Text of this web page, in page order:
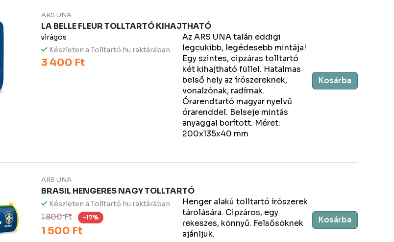
ARS UNA
LA BELLE FLEUR TOLLTARTÓ KIHAJTHATÓ
virágos
Készleten a Tolltartó.hu raktárában
3 400 Ft
Az ARS UNA talán eddigi
legcukibb, legédesebb mintája!
Egy szintes, cipzáras tolltartó
két kihajtható füllel. Hatalmas
belső hely az írószereknek,
vonalzónak, radírnak.
Órarendtartó magyar nyelvű
órarenddel. Belseje mintás
anyaggal borított. Méret:
200x135x40 mm
Kosárba
ARS UNA
BRASIL HENGERES NAGY TOLLTARTÓ
Készleten a Tolltartó.hu raktárában
1 800 Ft -17%
1 500 Ft
Henger alakú tolltartó írószerek
tárolására. Cipzáros, egy
rekeszes, könnyű. Felsősöknek
ajánljuk.
Kosárba